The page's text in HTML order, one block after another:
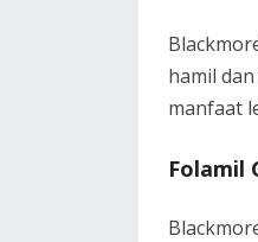
hamil
manfaat
Folamil